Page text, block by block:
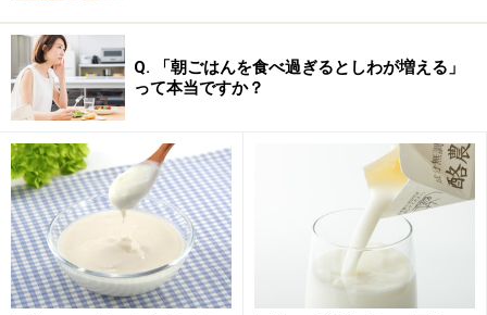
【隠れ食物繊維とは】
米も小麦も加熱により、消化・吸収がよくなる点は同じ
です。しかし、すべてのデンプンが、消化のよいα化す
るわけではありません。
米の場合
は、調理過程で逆に消化ができない形の変化が
起こります。
Q. 「朝ごはんを食べ過ぎるとしわが増える」
って本当ですか？